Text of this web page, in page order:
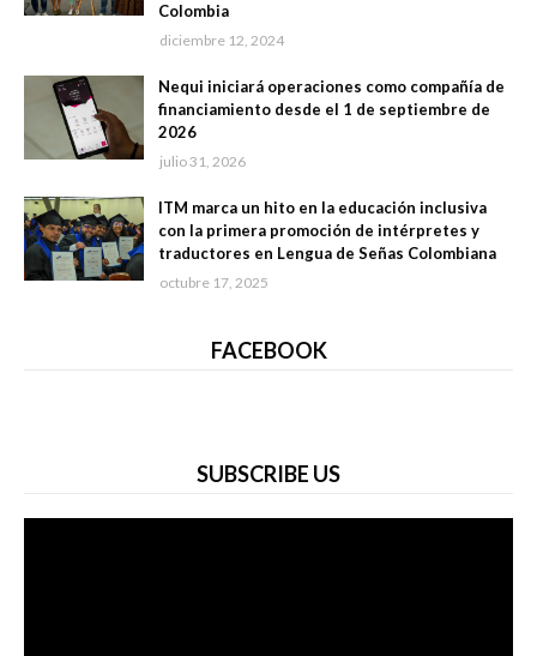
Colombia
diciembre 12, 2024
Nequi iniciará operaciones como compañía de
financiamiento desde el 1 de septiembre de
2026
julio 31, 2026
ITM marca un hito en la educación inclusiva
con la primera promoción de intérpretes y
traductores en Lengua de Señas Colombiana
octubre 17, 2025
FACEBOOK
SUBSCRIBE US